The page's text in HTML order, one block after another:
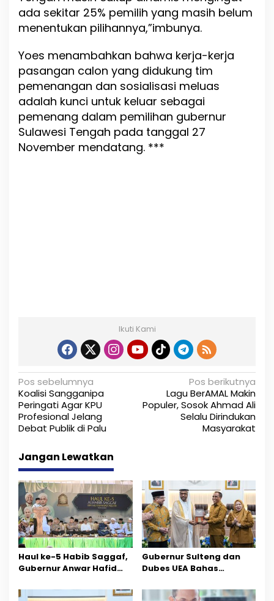
ada sekitar 25% pemilih yang masih belum
menentukan pilihannya,”imbunya.
Yoes menambahkan bahwa kerja-kerja
pasangan calon yang didukung tim
pemenangan dan sosialisasi meluas
adalah kunci untuk keluar sebagai
pemenang dalam pemilihan gubernur
Sulawesi Tengah pada tanggal 27
November mendatang. ***
Ikuti Kami
N
a
v
g
a
s
i
p
o
s
Pos sebelumnya
Koalisi Sangganipa
Peringati Agar KPU
Profesional Jelang
Debat Publik di Palu
Pos berikutnya
Lagu BerAMAL Makin
Populer, Sosok Ahmad Ali
Selalu Dirindukan
Masyarakat
Jangan Lewatkan
Haul ke-5 Habib Saggaf,
Gubernur Anwar Hafid
Ilmu dan Pendidikan
Gubernur Sulteng dan
Dubes UEA Bahas
Sektor Jadi Prioritas